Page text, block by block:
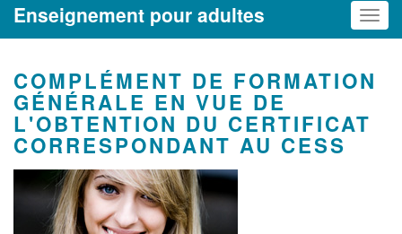
Enseignement pour adultes
COMPLÉMENT DE FORMATION
GÉNÉRALE EN VUE DE
L'OBTENTION DU CERTIFICAT
CORRESPONDANT AU CESS